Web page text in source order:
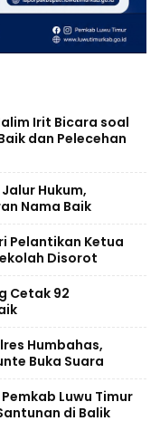
Irit Bicara soal
dan Pelecehan
Hukum,
Nama Baik
Pelantikan Ketua
Disorot
Cetak 92
Humbahas,
Buka Suara
Luwu Timur
di Balik